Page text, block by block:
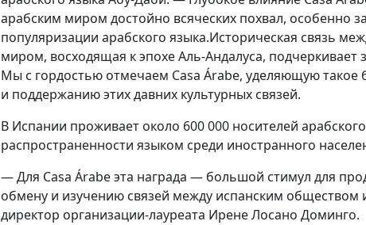
арабским миром достойно всяческих похвал, особенно
популяризации арабского языка.Историческая связь
миром, восходящая к эпохе Аль-Андалуса, подчеркивает
Мы с гордостью отмечаем Casa Árabe, уделяющую
и поддержанию этих давних культурных связей.
В Испании проживает около 600 000 носителей
распространенности языком среди иностранного
— Для Casa Árabe эта награда — большой стимул для
обмену и изучению связей между испанским
директор организации-лауреата Ирене Лосано Доминго.